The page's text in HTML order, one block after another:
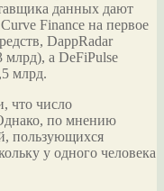
данных дают
Finance на первое
DappRadar
млрд), а DeFiPulse
млрд.
что число
по мнению
пользующихся
у одного человека